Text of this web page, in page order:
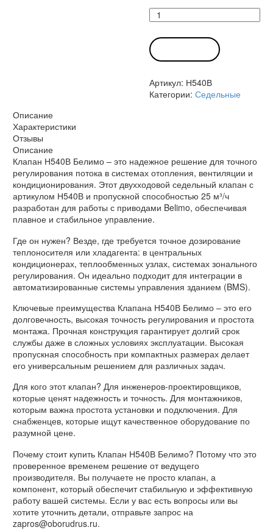
Количество
товара
Клапан
Н540В
Белимо
Артикул: Н540В
Категории: Седельные
Описание
Характеристики
Отзывы
Описание
Клапан Н540В Белимо – это надежное решение для точного
регулирования потока в системах отопления, вентиляции и
кондиционирования. Этот двухходовой седельный клапан с
артикулом Н540В и пропускной способностью 25 м³/ч
разработан для работы с приводами Belimo, обеспечивая
плавное и стабильное управление.
Где он нужен? Везде, где требуется точное дозирование
теплоносителя или хладагента: в центральных
кондиционерах, теплообменных узлах, системах зонального
регулирования. Он идеально подходит для интеграции в
автоматизированные системы управления зданием (BMS).
Ключевые преимущества Клапана Н540В Белимо – это его
долговечность, высокая точность регулирования и простота
монтажа. Прочная конструкция гарантирует долгий срок
службы даже в сложных условиях эксплуатации. Высокая
пропускная способность при компактных размерах делает
его универсальным решением для различных задач.
Для кого этот клапан? Для инженеров-проектировщиков,
которые ценят надежность и точность. Для монтажников,
которым важна простота установки и подключения. Для
снабженцев, которые ищут качественное оборудование по
разумной цене.
Почему стоит купить Клапан Н540В Белимо? Потому что это
проверенное временем решение от ведущего
производителя. Вы получаете не просто клапан, а
компонент, который обеспечит стабильную и эффективную
работу вашей системы. Если у вас есть вопросы или вы
хотите уточнить детали, отправьте запрос на
zapros@oborudrus.ru.